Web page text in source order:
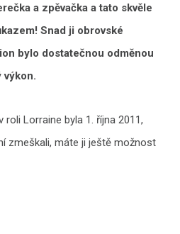
a zpěvačka a tato skvěle
Snad ji obrovské
bylo dostatečnou odměnou
výkon.
roli Lorraine byla 1. října 2011,
zmeškali, máte ji ještě možnost